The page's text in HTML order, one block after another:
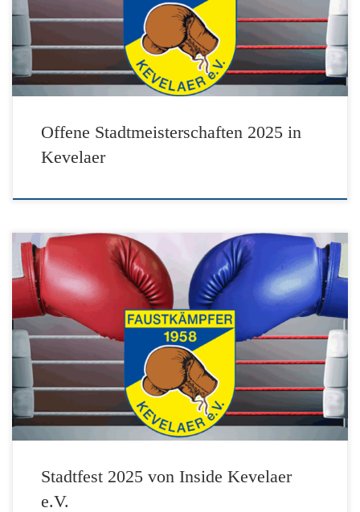
Offene Stadtmeisterschaften 2025 in
Kevelaer
Trotz extrem wechselhaftem Wetter hatten wir viele Besucher
die sich nicht abschrecken lassen wollten. Viele Trödler, tolle
Vereine, Super Künstler und Tänzerinnen die alles gegeben
haben um das Fest zu einem tollen Erfolg zu machen.
Besonderer Dank an das komplette Team das in den zwei Tagen
vom Aufbau bis zum […]
Stadtfest 2025 von Inside Kevelaer
e.V.